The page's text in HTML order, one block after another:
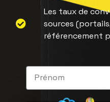
Les taux de
sources
référencement